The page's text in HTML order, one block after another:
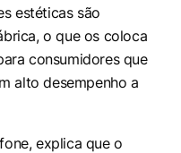
estéticas são
o que os coloca
consumidores que
alto desempenho a
explica que o